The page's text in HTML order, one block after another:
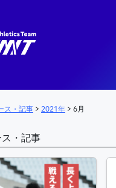
ン
ス・記事 > 2021年 > 6月
・記事